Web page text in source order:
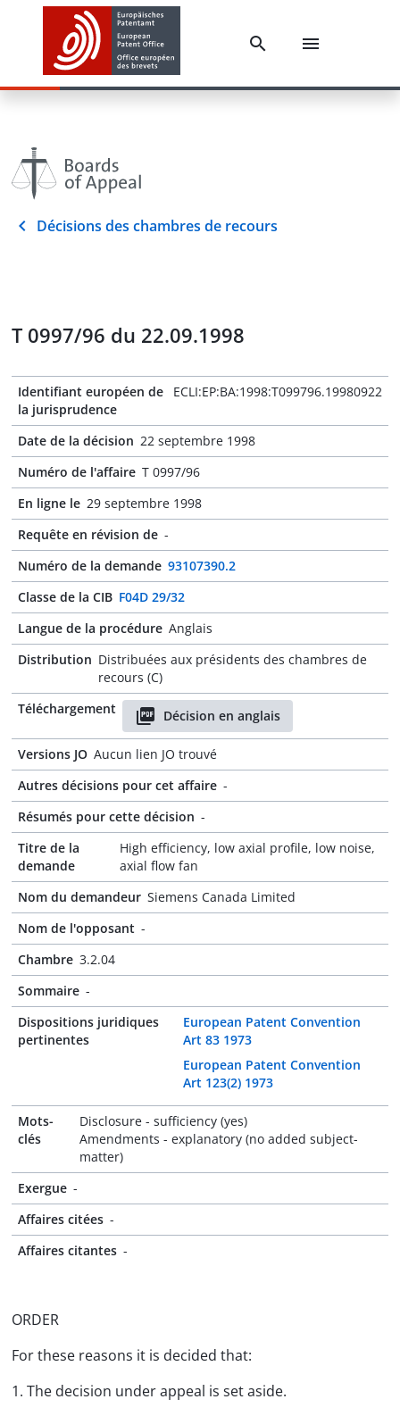
Décisions des chambres de recours
T 0997/96 du 22.09.1998
Identifiant européen de
la jurisprudence
ECLI:EP:BA:1998:T099796.19980922
Date de la décision 22 septembre 1998
Numéro de l'affaire T 0997/96
En ligne le 29 septembre 1998
Requête en révision de -
Numéro de la demande 93107390.2
Classe de la CIB F04D 29/32
Langue de la procédure Anglais
Distribution Distribuées aux présidents des chambres de
recours (C)
Téléchargement
Décision en anglais
Versions JO Aucun lien JO trouvé
Autres décisions pour cet affaire -
Résumés pour cette décision -
Titre de la
demande
High efficiency, low axial profile, low noise,
axial flow fan
Nom du demandeur Siemens Canada Limited
Nom de l'opposant -
Chambre 3.2.04
Sommaire -
Dispositions juridiques
pertinentes
European Patent Convention
Art 83 1973
European Patent Convention
Art 123(2) 1973
Mots-
clés
Disclosure - sufficiency (yes)
Amendments - explanatory (no added subject-
matter)
Exergue -
Affaires citées -
Affaires citantes -
ORDER
For these reasons it is decided that:
1. The decision under appeal is set aside.